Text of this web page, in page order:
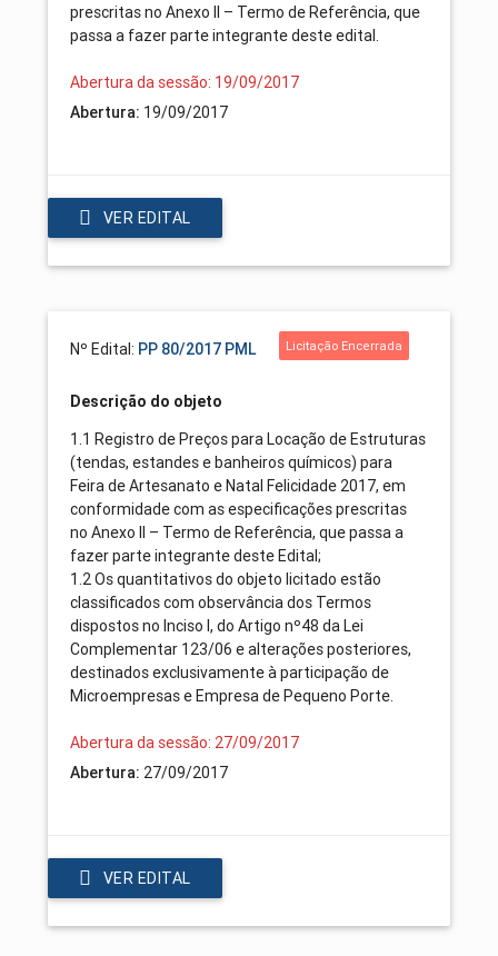
prescritas no Anexo II – Termo de Referência, que
passa a fazer parte integrante deste edital.
Abertura da sessão: 19/09/2017
Abertura: 19/09/2017
VER EDITAL
Nº Edital: PP 80/2017 PML Licitação Encerrada
Descrição do objeto
1.1 Registro de Preços para Locação de Estruturas
(tendas, estandes e banheiros químicos) para
Feira de Artesanato e Natal Felicidade 2017, em
conformidade com as especificações prescritas
no Anexo II – Termo de Referência, que passa a
fazer parte integrante deste Edital;
1.2 Os quantitativos do objeto licitado estão
classificados com observância dos Termos
dispostos no Inciso I, do Artigo nº48 da Lei
Complementar 123/06 e alterações posteriores,
destinados exclusivamente à participação de
Microempresas e Empresa de Pequeno Porte.
Abertura da sessão: 27/09/2017
Abertura: 27/09/2017
VER EDITAL